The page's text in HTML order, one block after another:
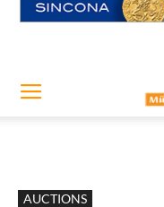
AUCTIONS